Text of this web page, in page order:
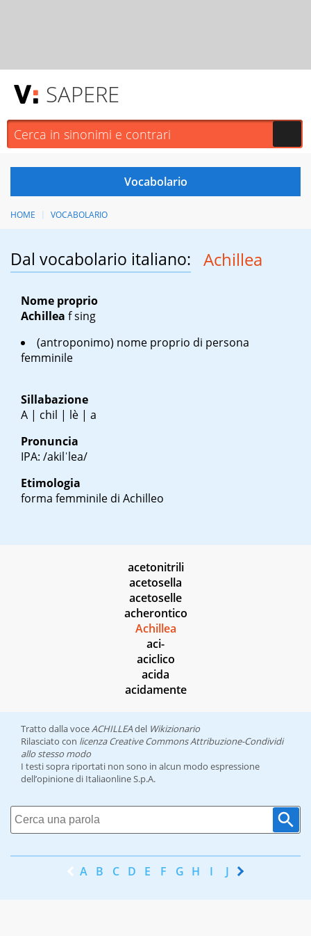
SAPERE
HOME VOCABOLARIO
Dal vocabolario italiano: Achillea
Nome proprio
Achillea f sing
(antroponimo) nome proprio di persona
femminile
Sillabazione
A | chil | lè | a
Pronuncia
IPA: /akilˈlea/
Etimologia
forma femminile di Achilleo
acetonitrili
acetosella
acetoselle
acherontico
Achillea
aci-
aciclico
acida
acidamente
Tratto dalla voceACHILLEAdel Wikizionario
Rilasciato con licenza Creative Commons Attribuzione-Condividi
allo stesso modo
I testi sopra riportati non sono in alcun modo espressione
dell’opinione di Italiaonline S.p.A.
A B C D E F G H I J K